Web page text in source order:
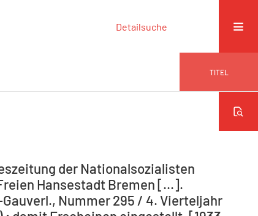
Detailsuche
TITEL
der Nationalsozialisten
Hansestadt Bremen [...].
Nummer 295 / 4. Vierteljahr